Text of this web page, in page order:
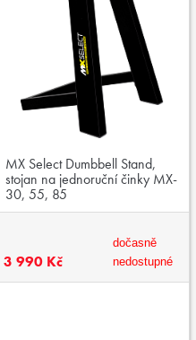
MX Select Dumbbell Stand,
stojan na jednoruční činky MX-
30, 55, 85
3 990 Kč
dočasně
nedostupné